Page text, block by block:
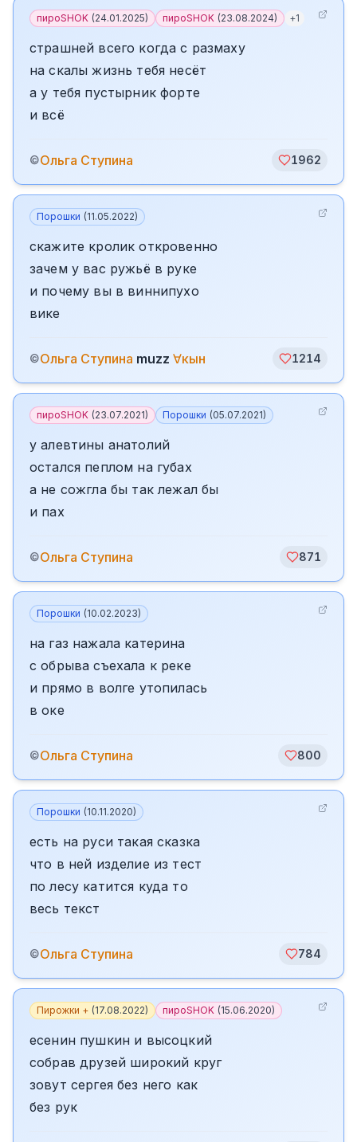
пироSHOK (24.01.2025) пироSHOK (23.08.2024) +1
страшней всего когда с размаху
на скалы жизнь тебя несёт
а у тебя пустырник форте
и всё
©Ольга Ступина 1962
Порошки (11.05.2022)
скажите кролик откровенно
зачем у вас ружьё в руке
и почему вы в виннипухо
вике
©Ольга Ступина muzz ∀кын 1214
пироSHOK (23.07.2021) Порошки (05.07.2021)
у алевтины анатолий
остался пеплом на губах
а не сожгла бы так лежал бы
и пах
©Ольга Ступина 871
Порошки (10.02.2023)
на газ нажала катерина
с обрыва съехала к реке
и прямо в волге утопилась
в оке
©Ольга Ступина 800
Порошки (10.11.2020)
есть на руси такая сказка
что в ней изделие из тест
по лесу катится куда то
весь текст
©Ольга Ступина 784
Пирожки + (17.08.2022) пироSHOK (15.06.2020)
есенин пушкин и высоцкий
собрав друзей широкий круг
зовут сергея без него как
без рук